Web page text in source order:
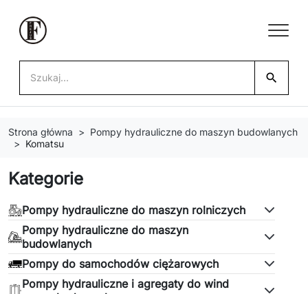
search
Strona główna
Pompy hydrauliczne do maszyn budowlanych
Komatsu
Kategorie
Pompy hydrauliczne do maszyn rolniczych
Pompy hydrauliczne do maszyn
budowlanych
Pompy do samochodów ciężarowych
Pompy hydrauliczne i agregaty do wind